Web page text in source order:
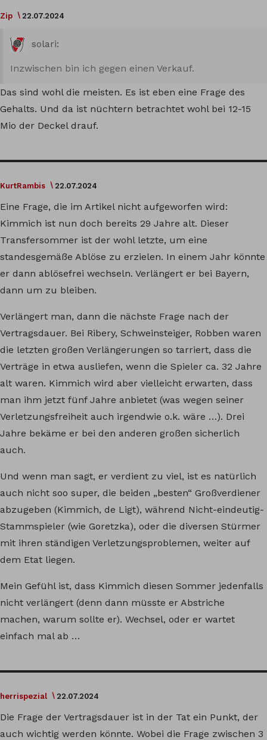
Zip 22.07.2024
solari:
Inzwischen bin ich gegen einen Verkauf.
Das sind wohl die meisten. Es ist eben eine Frage des
Gehalts. Und da ist nüchtern betrachtet wohl bei 12-15
Mio der Deckel drauf.
KurtRambis 22.07.2024
Eine Frage, die im Artikel nicht aufgeworfen wird:
Kimmich ist nun doch bereits 29 Jahre alt. Dieser
Transfersommer ist der wohl letzte, um eine
standesgemäße Ablöse zu erzielen. In einem Jahr könnte
er dann ablösefrei wechseln. Verlängert er bei Bayern,
dann um zu bleiben.
Verlängert man, dann die nächste Frage nach der
Vertragsdauer. Bei Ribery, Schweinsteiger, Robben waren
die letzten großen Verlängerungen so tarriert, dass die
Verträge in etwa ausliefen, wenn die Spieler ca. 32 Jahre
alt waren. Kimmich wird aber vielleicht erwarten, dass
man ihm jetzt fünf Jahre anbietet (was wegen seiner
Verletzungsfreiheit auch irgendwie o.k. wäre …). Drei
Jahre bekäme er bei den anderen großen sicherlich
auch.
Und wenn man sagt, er verdient zu viel, ist es natürlich
auch nicht soo super, die beiden „besten“ Großverdiener
abzugeben (Kimmich, de Ligt), während Nicht-eindeutig-
Stammspieler (wie Goretzka), oder die diversen Stürmer
mit ihren ständigen Verletzungsproblemen, weiter auf
dem Etat liegen.
Mein Gefühl ist, dass Kimmich diesen Sommer jedenfalls
nicht verlängert (denn dann müsste er Abstriche
machen, warum sollte er). Wechsel, oder er wartet
einfach mal ab …
herrispezial 22.07.2024
Die Frage der Vertragsdauer ist in der Tat ein Punkt, der
auch wichtig werden könnte. Wobei die Frage zwischen 3